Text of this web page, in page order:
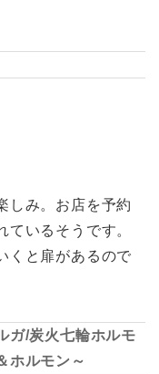
しみ。お店を予約
ているそうです。
くと扉があるので
ガ/炭火七輪ホルモ
ルモン～